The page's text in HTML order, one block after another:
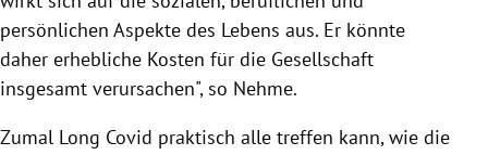
persönlichen Aspekte des Lebens aus. Er könnte
daher erhebliche Kosten für die Gesellschaft
insgesamt verursachen", so Nehme.
Zumal Long Covid praktisch alle treffen kann, wie die